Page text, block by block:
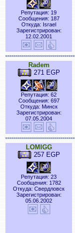
Репутация: 19
Сообщения: 187
Откуда: Israel
Зарегистрирован:
12.02.2001
Radem
271 EGP
Репутация: 62
Сообщения: 697
Откуда: Минск
Зарегистрирован:
07.05.2004
LOMIGG
257 EGP
Репутация: 23
Сообщения: 1782
Откуда: Свердловск
Зарегистрирован:
05.06.2002